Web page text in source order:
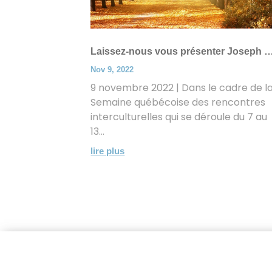
Laissez-nous vous présenter Joseph
Nov 9, 2022
9 novembre 2022 | Dans le cadre de
Semaine québécoise des rencontres
interculturelles qui se déroule du 7 au
13...
lire plus